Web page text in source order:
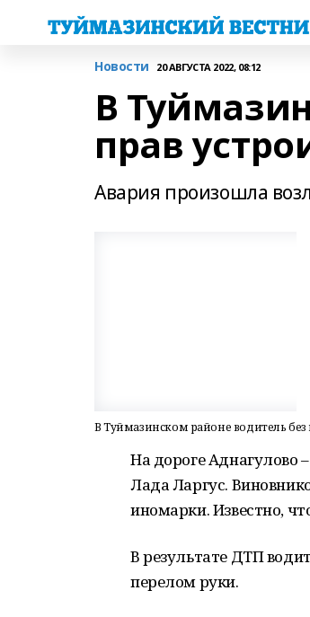
Новости 20 АВГУСТА 2022, 08:12
В
прав
Авария произошла
В Туймазинском районе водитель
На дороге Аднагулово
Лада Ларгус.
иномарки. Известно,
В результате ДТП
перелом руки.